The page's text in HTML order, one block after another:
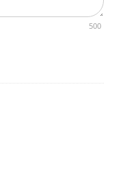
500